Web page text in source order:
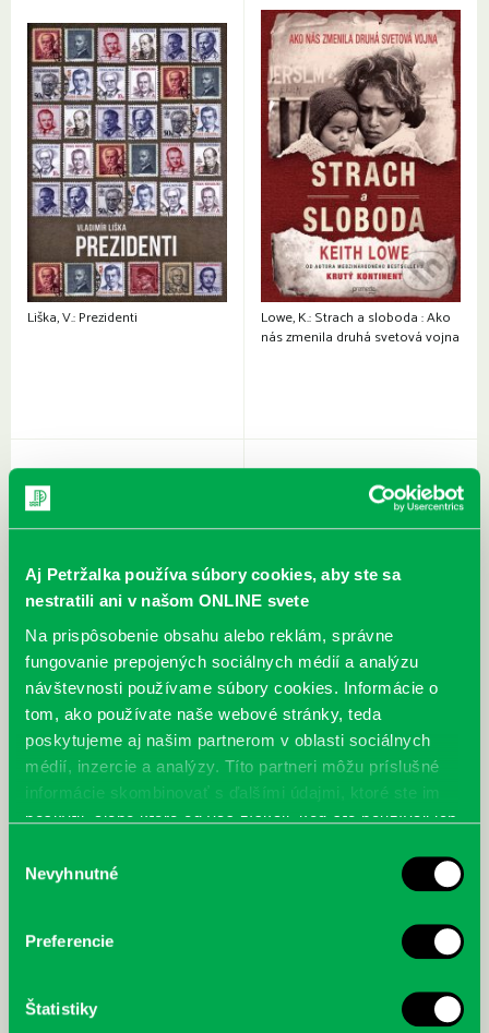
Aj Petržalka používa súbory cookies, aby ste sa
nestratili ani v našom ONLINE svete
Na prispôsobenie obsahu alebo reklám, správne
fungovanie prepojených sociálnych médií a analýzu
návštevnosti používame súbory cookies. Informácie o
tom, ako používate naše webové stránky, teda
poskytujeme aj našim partnerom v oblasti sociálnych
médií, inzercie a analýzy. Títo partneri môžu príslušné
informácie skombinovať s ďalšími údajmi, ktoré ste im
poskytli, alebo ktoré od vás získali, keď ste používali ich
súhlasu
Nevyhnutné
Preferencie
Štatistiky
Liška, V.: Prezidenti
Lowe, K.: Strach a sloboda : Ako
nás zmenila druhá svetová vojna
Hauke, M.: Když do života vstoupí
průvodce péčí o osoby s
prostředí
Šnídl, V.: Pravda a lož na